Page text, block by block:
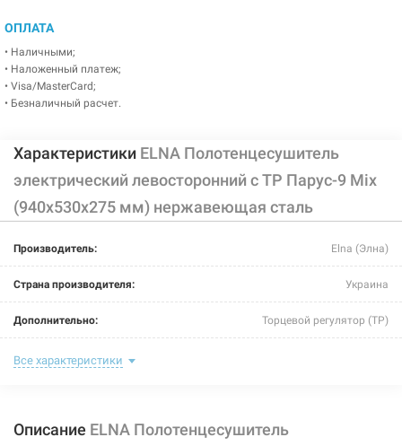
ОПЛАТА
• Наличными;
• Наложенный платеж;
• Visa/MasterCard;
• Безналичный расчет.
Характеристики ELNA Полотенцесушитель
электрический левосторонний с ТР Парус-9 Mix
(940х530х275 мм) нержавеющая сталь
Производитель: Elna (Элна)
Страна производителя: Украина
Дополнительно: Торцевой регулятор (ТР)
Цвет:
Глубина:
Все характеристики
Описание ELNA Полотенцесушитель